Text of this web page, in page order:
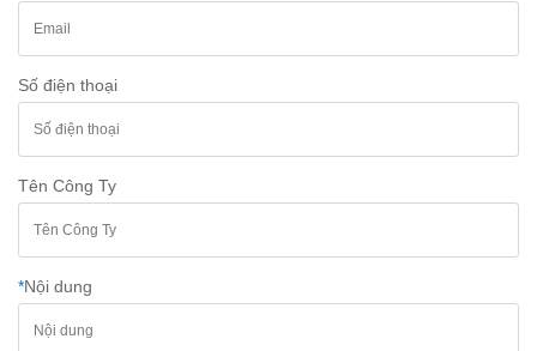
Số điện thoại
Tên Công Ty
*Nội dung